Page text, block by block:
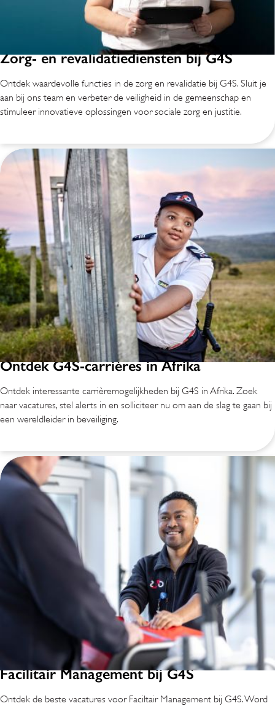
Zorg- en revalidatiediensten bij G4S
Ontdek waardevolle functies in de zorg en revalidatie bij G4S. Sluit je
aan bij ons team en verbeter de veiligheid in de gemeenschap en
stimuleer innovatieve oplossingen voor sociale zorg en justitie.
Ontdek G4S-carrières in Afrika
Ontdek interessante carrièremogelijkheden bij G4S in Afrika. Zoek
naar vacatures, stel alerts in en solliciteer nu om aan de slag te gaan bij
een wereldleider in beveiliging.
Facilitair Management bij G4S
Ontdek de beste vacatures voor Faciltair Management bij G4S. Word